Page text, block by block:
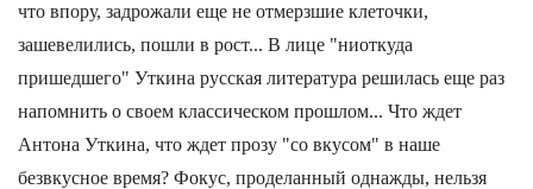
что впору, задрожали еще не отмерзшие клеточки,
зашевелились, пошли в рост... В лице "ниоткуда
пришедшего" Уткина русская литература решилась еще раз
напомнить о своем классическом прошлом... Что ждет
Антона Уткина, что ждет прозу "со вкусом" в наше
безвкусное время? Фокус, проделанный однажды, нельзя